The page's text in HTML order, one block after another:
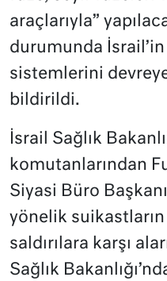
araçlarıyla”
durumunda
sistemlerini
bildirildi.
İsrail Sağlık
komutanlarından
Siyasi Büro
yönelik suikastların
saldırılara karşı
Sağlık